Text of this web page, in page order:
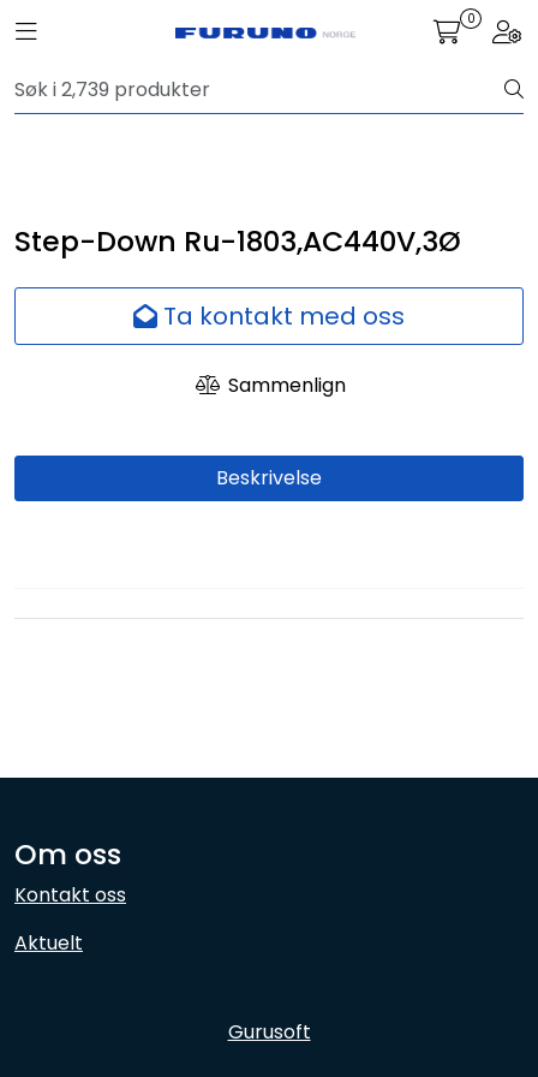
Toggle navigation 0
Step-Down Ru-1803,AC440V,3Ø
Ta kontakt med oss
Sammenlign
Beskrivelse
Om oss
Kontakt oss
Aktuelt
Gurusoft
Navigasjon
Fiskeleting
Survey
Skjermer
Ansatte